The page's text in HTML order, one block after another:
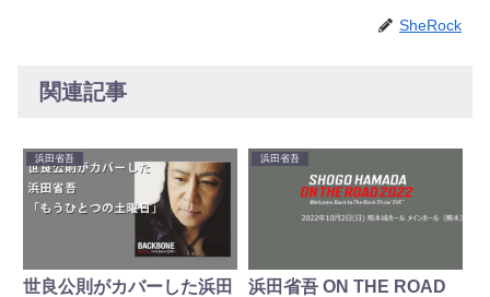
SheRock
関連記事
浜田省吾
世良公則がカバーした浜田
浜田省吾
浜田省吾 ON THE ROAD